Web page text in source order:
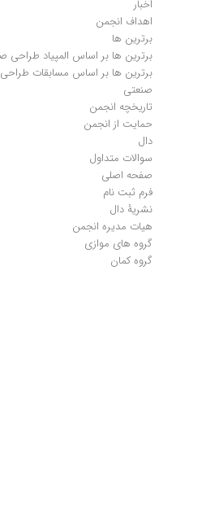
اخبار
اهداف انجمن
برترین ها
برترین ها بر اساس المپیاد طراحی
برترین ها بر اساس مسابقات طراحی
صنعتی
تاریخچه انجمن
حمایت از انجمن
دال
سوالات متداول
صفحه اصلی
فرم ثبت نام
نشریۀ دال
هیات مدیره انجمن
گروه های موازی
گروه کمان